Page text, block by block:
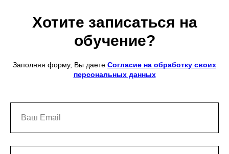
Хотите записаться на
обучение?
Заполняя форму, Вы даете Согласие на обработку своих
персональных данных